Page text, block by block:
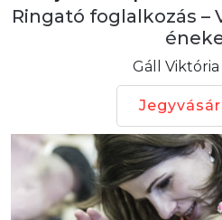
Ringató foglalkozás –
Gáll Viktória